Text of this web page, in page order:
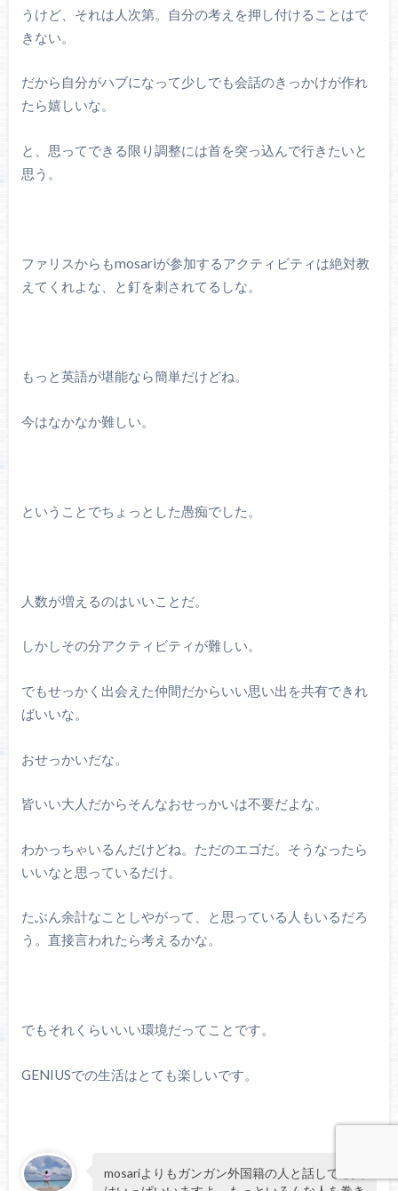
うけど、それは人次第。自分の考えを押し付けることはで
きない。
だから自分がハブになって少しでも会話のきっかけが作れ
たら嬉しいな。
と、思ってできる限り調整には首を突っ込んで行きたいと
思う。
ファリスからもmosariが参加するアクティビティは絶対教
えてくれよな、と釘を刺されてるしな。
もっと英語が堪能なら簡単だけどね。
今はなかなか難しい。
ということでちょっとした愚痴でした。
人数が増えるのはいいことだ。
しかしその分アクティビティが難しい。
でもせっかく出会えた仲間だからいい思い出を共有できれ
ばいいな。
おせっかいだな。
皆いい大人だからそんなおせっかいは不要だよな。
わかっちゃいるんだけどね。ただのエゴだ。そうなったら
いいなと思っているだけ。
たぶん余計なことしやがって、と思っている人もいるだろ
う。直接言われたら考えるかな。
でもそれくらいいい環境だってことです。
GENIUSでの生活はとても楽しいです。
mosariよりもガンガン外国籍の人と話してる人